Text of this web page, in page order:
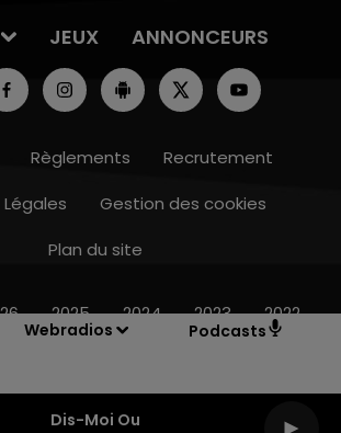
Webradios Podcasts
Dis-Moi Ou
JEUX ANNONCEURS
Règlements
Recrutement
Gestion des cookies
Plan du site
2025 2024 2023 2022